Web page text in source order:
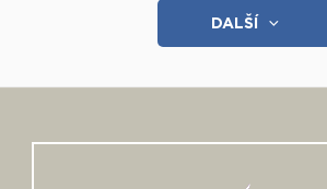
DALŠÍ